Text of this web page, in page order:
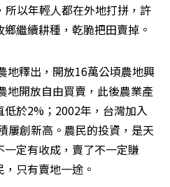
以年輕人都在外地打拼，許
繼續耕種，乾脆把田賣掉。
地釋出，開放16萬公頃農地興
地開放自由買賣，此後農業產
於2%；2002年，台灣加入
屢創新高。農民的投資，是天
定有收成，賣了不一定賺
只有賣地一途。